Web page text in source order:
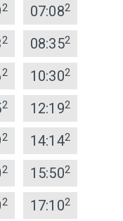
2 07:082
2 08:352
2 10:302
2 12:192
2 14:142
2 15:502
2 17:102